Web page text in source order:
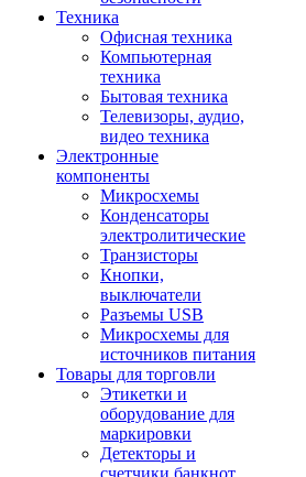
Техника
Офисная техника
Компьютерная
техника
Бытовая техника
Телевизоры, аудио,
видео техника
Электронные
компоненты
Микросхемы
Конденсаторы
электролитические
Транзисторы
Кнопки,
выключатели
Разъемы USB
Микросхемы для
источников питания
Товары для торговли
Этикетки и
оборудование для
маркировки
Детекторы и
счетчики банкнот